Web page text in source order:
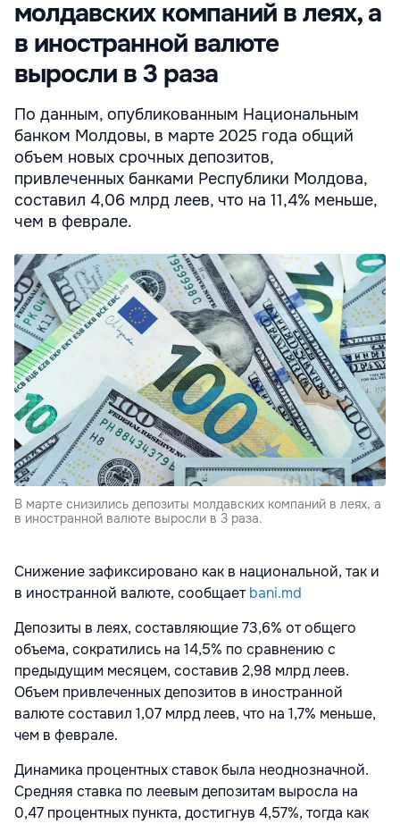
молдавских компаний в леях, а
в иностранной валюте
выросли в 3 раза
По данным, опубликованным Национальным
банком Молдовы, в марте 2025 года общий
объем новых срочных депозитов,
привлеченных банками Республики Молдова,
составил 4,06 млрд леев, что на 11,4% меньше,
чем в феврале.
В марте снизились депозиты молдавских компаний в леях, а
в иностранной валюте выросли в 3 раза.
Снижение зафиксировано как в национальной, так и
в иностранной валюте, сообщаетbani.md
Депозиты в леях, составляющие 73,6% от общего
объема, сократились на 14,5% по сравнению с
предыдущим месяцем, составив 2,98 млрд леев.
Объем привлеченных депозитов в иностранной
валюте составил 1,07 млрд леев, что на 1,7% меньше,
чем в феврале.
Динамика процентных ставок была неоднозначной.
Средняя ставка по леевым депозитам выросла на
0,47 процентных пункта, достигнув 4,57%, тогда как